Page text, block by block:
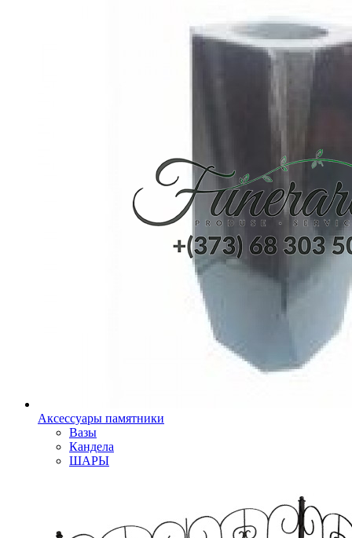
Аксессуары памятники
Вазы
Кандела
ШАРЫ